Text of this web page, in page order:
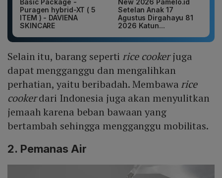
Basic Package -
Puragen hybrid-XT ( 5
ITEM ) - DAVIENA
SKINCARE
New 2026 Pamelo.id
Setelan Anak 17
Agustus Dirgahayu 81
2026 Katun...
Selain itu, barang seperti rice cookerjuga
dapat mengganggu dan mengalihkan
perhatian, yaitu beribadah. Membawa rice
cookerdari Indonesia juga akan menyulitkan
jemaah karena beban bawaan yang
bertambah sehingga mengganggu mobilitas.
2. Pemanas Air